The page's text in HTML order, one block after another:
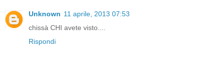
Unknown 11 aprile, 2013 07:53
chissà CHI avete visto....
Rispondi